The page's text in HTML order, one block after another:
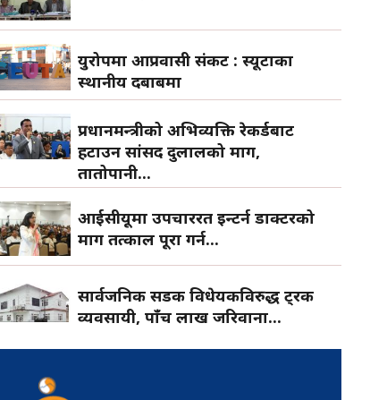
युरोपमा आप्रवासी संकट : स्यूटाका
स्थानीय दबाबमा
प्रधानमन्त्रीको अभिव्यक्ति रेकर्डबाट
हटाउन सांसद दुलालको माग,
तातोपानी...
आईसीयूमा उपचाररत इन्टर्न डाक्टरको
माग तत्काल पूरा गर्न...
सार्वजनिक सडक विधेयकविरुद्ध ट्रक
व्यवसायी, पाँच लाख जरिवाना...